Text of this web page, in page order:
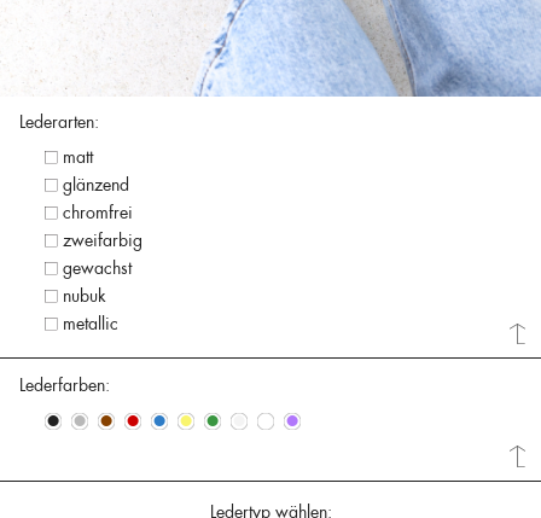
Lederarten:
matt
glänzend
chromfrei
zweifarbig
gewachst
nubuk
metallic
Lederfarben:
• • • • • • • • • •
Ledertyp wählen: